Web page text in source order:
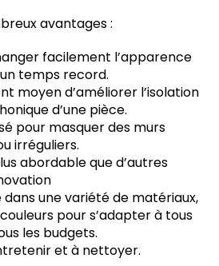
avantages :
facilement l’apparence
temps record.
moyen d’améliorer l’isolation
d’une pièce.
pour masquer des murs
irréguliers.
abordable que d’autres
dans une variété de matériaux,
pour s’adapter à tous
les budgets.
et à nettoyer.